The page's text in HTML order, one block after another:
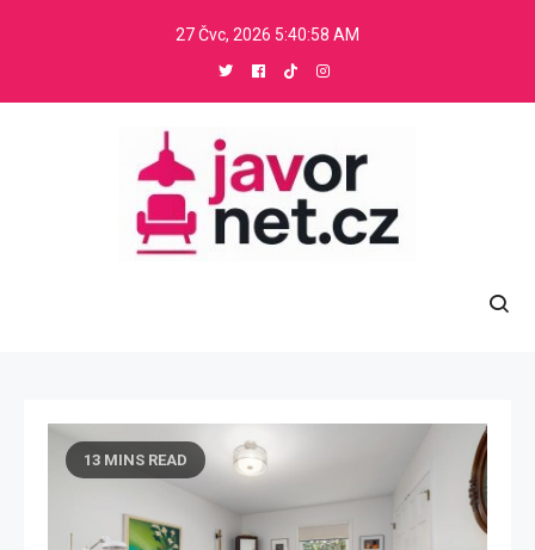
27 Čvc, 2026 5:41:00 AM
13 MINS READ